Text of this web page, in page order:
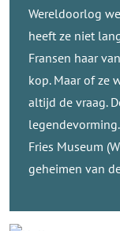
Wereldoorlog
heeft ze niet
Fransen haar
kop. Maar of ze
altijd de vraag.
Fries Museum
geheimen van